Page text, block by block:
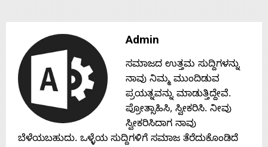
Advertise
With
Contact
Admin
ಸಮಾಜದ ಉತ್ತಮ ಸುದ್ದಿಗಳನ್ನು
ನಾವು ನಿಮ್ಮ ಮುಂದಿಡುವ
ಪ್ರಯತ್ನವನ್ನು ಮಾಡುತ್ತಿದ್ದೇವೆ.
ಪ್ರೋತ್ಸಾಹಿಸಿ, ಸ್ವೀಕರಿಸಿ. ನೀವು
ಸ್ವೀಕರಿಸಿದಾಗ ನಾವು
ಬೆಳೆಯಬಹುದು. ಒಳ್ಳೆಯ ಸುದ್ದಿಗಳಿಗೆ ಸಮಾಜ ತೆರೆದುಕೊಂಡಿದೆ